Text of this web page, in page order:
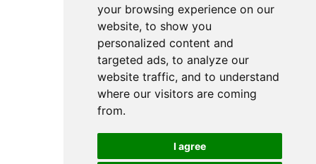
your browsing experience on our
website, to show you
personalized content and
targeted ads, to analyze our
website traffic, and to understand
where our visitors are coming
from.
I agree
Lapa 1 no 1
Kopā 11 Rezultāti
Atpakaļ uz rezultātiem